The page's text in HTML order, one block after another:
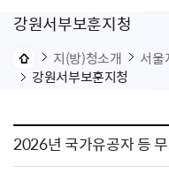
강원서부보훈지청
지(방)청소개
서울
강원서부보훈지청
2026년 국가유공자 등